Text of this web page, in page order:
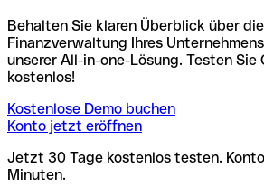
Behalten Sie klaren Überblick über
Finanzverwaltung Ihres
unserer All-in-one-Lösung. Testen Sie
kostenlos!
Kostenlose Demo buchen
Konto jetzt eröffnen
Jetzt 30 Tage kostenlos testen.
Minuten.